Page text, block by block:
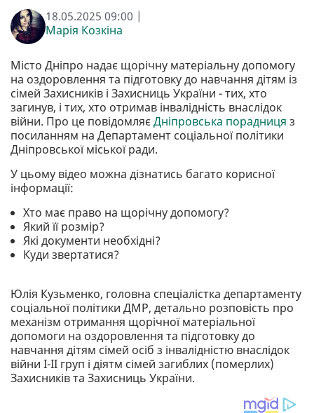
18.05.2025 09:00 |
Марія Козкіна
Місто Дніпро надає щорічну матеріальну допомогу
на оздоровлення та підготовку до навчання дітям із
сімей Захисників і Захисниць України - тих, хто
загинув, і тих, хто отримав інвалідність внаслідок
війни. Про це повідомляєДніпровська порадниця з
посиланням на Департамент соціальної політики
Дніпровської міської ради.
У цьому відео можна дізнатись багато корисної
інформації:
Хто має право на щорічну допомогу?
Який її розмір?
Які документи необхідні?
Куди звертатися?
Юлія Кузьменко, головна спеціалістка департаменту
соціальної політики ДМР, детально розповість про
механізм отримання щорічної матеріальної
допомоги на оздоровлення та підготовку до
навчання дітям сімей осіб з інвалідністю внаслідок
війни I-II гpyп і діятм сімей загиблих (померлих)
Захисників та Захисниць України.